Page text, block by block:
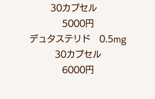
30カプセル
5000円
デュタステリド 0.5mg
30カプセル
6000円